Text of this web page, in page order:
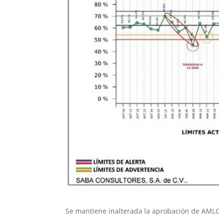
Se mantiene inalterada la aprobación de